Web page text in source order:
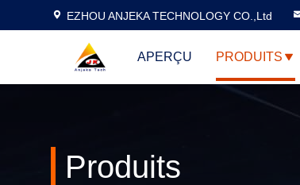
EZHOU ANJEKA TECHNOLOGY CO.,Ltd
APERÇU PRODUITS
Produits